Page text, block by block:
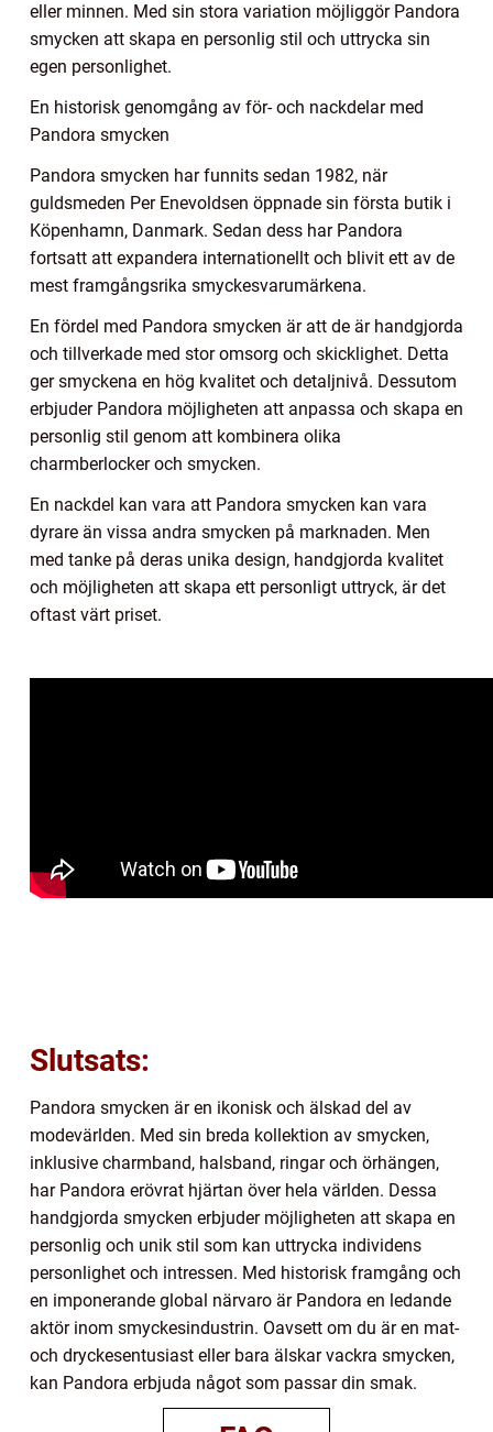
eller minnen. Med sin stora variation möjliggör Pandora
smycken att skapa en personlig stil och uttrycka sin
egen personlighet.
En historisk genomgång av för- och nackdelar med
Pandora smycken
Pandora smycken har funnits sedan 1982, när
guldsmeden Per Enevoldsen öppnade sin första butik i
Köpenhamn, Danmark. Sedan dess har Pandora
fortsatt att expandera internationellt och blivit ett av de
mest framgångsrika smyckesvarumärkena.
En fördel med Pandora smycken är att de är handgjorda
och tillverkade med stor omsorg och skicklighet. Detta
ger smyckena en hög kvalitet och detaljnivå. Dessutom
erbjuder Pandora möjligheten att anpassa och skapa en
personlig stil genom att kombinera olika
charmberlocker och smycken.
En nackdel kan vara att Pandora smycken kan vara
dyrare än vissa andra smycken på marknaden. Men
med tanke på deras unika design, handgjorda kvalitet
och möjligheten att skapa ett personligt uttryck, är det
oftast värt priset.
Slutsats:
Pandora smycken är en ikonisk och älskad del av
modevärlden. Med sin breda kollektion av smycken,
inklusive charmband, halsband, ringar och örhängen,
har Pandora erövrat hjärtan över hela världen. Dessa
handgjorda smycken erbjuder möjligheten att skapa en
personlig och unik stil som kan uttrycka individens
personlighet och intressen. Med historisk framgång och
en imponerande global närvaro är Pandora en ledande
aktör inom smyckesindustrin. Oavsett om du är en mat-
och dryckesentusiast eller bara älskar vackra smycken,
kan Pandora erbjuda något som passar din smak.